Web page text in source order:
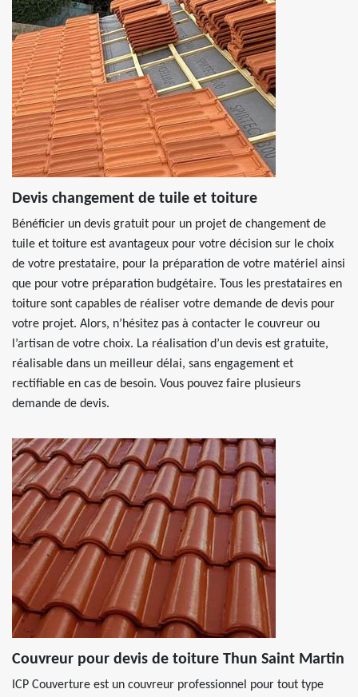
Devis changement de tuile et toiture
Bénéficier un devis gratuit pour un projet de changement de
tuile et toiture est avantageux pour votre décision sur le choix
de votre prestataire, pour la préparation de votre matériel ainsi
que pour votre préparation budgétaire. Tous les prestataires en
toiture sont capables de réaliser votre demande de devis pour
votre projet. Alors, n’hésitez pas à contacter le couvreur ou
l’artisan de votre choix. La réalisation d’un devis est gratuite,
réalisable dans un meilleur délai, sans engagement et
rectifiable en cas de besoin. Vous pouvez faire plusieurs
demande de devis.
Couvreur pour devis de toiture Thun Saint Martin
ICP Couverture est un couvreur professionnel pour tout type